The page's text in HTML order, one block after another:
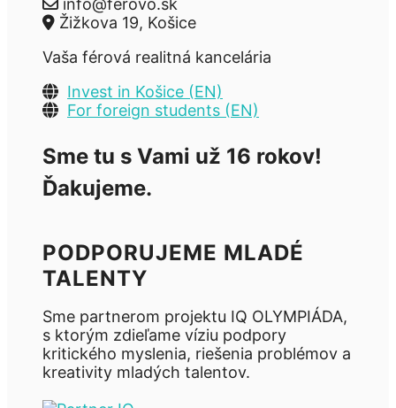
info@ferovo.sk
Žižkova 19, Košice
Vaša férová realitná kancelária
Invest in Košice (EN)
For foreign students (EN)
Sme tu s Vami už 16 rokov!
Ďakujeme.
PODPORUJEME MLADÉ
TALENTY
Sme partnerom projektu IQ OLYMPIÁDA,
s ktorým zdieľame víziu podpory
kritického myslenia, riešenia problémov a
kreativity mladých talentov.